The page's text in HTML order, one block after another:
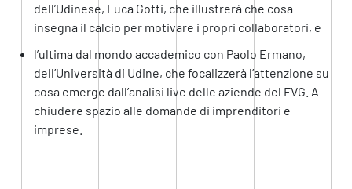
dell’Udinese, Luca Gotti, che illustrerà che cosa
insegna il calcio per motivare i propri collaboratori, e
l’ultima dal mondo accademico con Paolo Ermano,
dell’Università di Udine, che focalizzerà l’attenzione su
cosa emerge dall’analisi live delle aziende del FVG. A
chiudere spazio alle domande di imprenditori e
imprese.